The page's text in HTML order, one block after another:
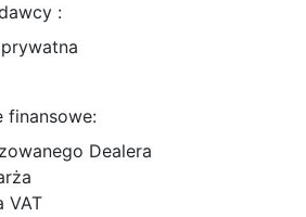
:
finansowe:
Dealera
VAT